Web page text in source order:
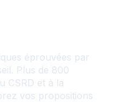
éprouvées par
Plus de 800
CSRD et à la
vos propositions